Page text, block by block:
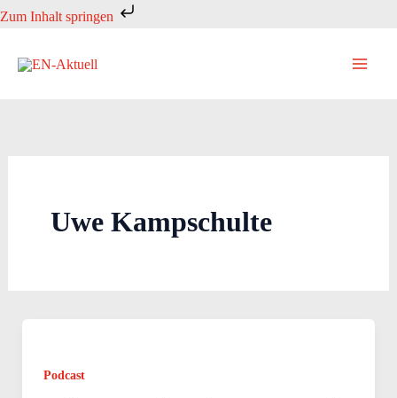
Zum Inhalt springen
Zum
springen
Uwe Kampschulte
Podcast